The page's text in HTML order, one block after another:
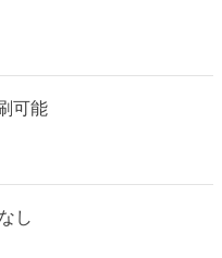
可能
し